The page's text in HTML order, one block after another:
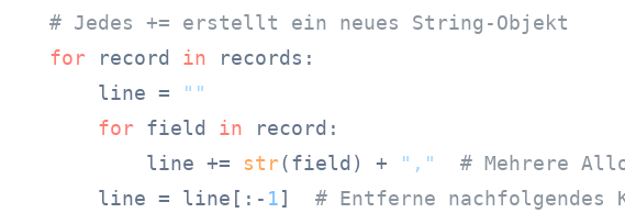
# Jedes += erstellt ein neues String-Objekt
for record in records:
        line =
""
for field in record:
            line +=
str(field) + ","
# Mehrere
        line = line[:-
1] # Entferne nachfolgendes